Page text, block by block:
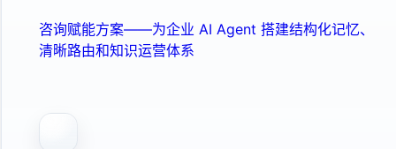
咨询赋能方案——为企业 AI Agent 搭建结构化记忆、
清晰路由和知识运营体系